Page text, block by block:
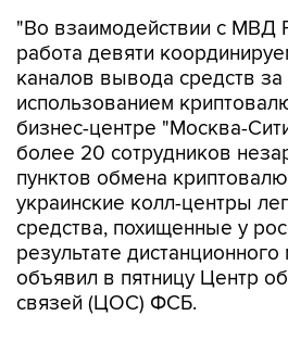
"Во взаимодействии с МВД
работа девяти
каналов вывода средств
использованием
бизнес-центре "Москва-
более 20 сотрудников
пунктов обмена
украинские колл-центры
средства, похищенные у
результате
объявил в пятницу Центр
связей (ЦОС) ФСБ.